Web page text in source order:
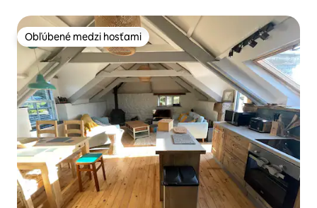
Obľúbené medzi hosťami
Obľúbené medzi hosťami